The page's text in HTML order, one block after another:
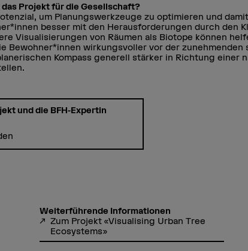
Projekt für die Gesellschaft?
um Planungswerkzeuge zu optimieren und
besser mit den Herausforderungen durch den
Visualisierungen von Räumen als Biotope können
Bewohner*innen wirkungsvoller vor der zunehmenden
Kompass generell stärker in Richtung einer
und die BFH-Expertin
Weiterführende Informationen
Zum Projekt «Visualising Urban Tree
Ecosystems»